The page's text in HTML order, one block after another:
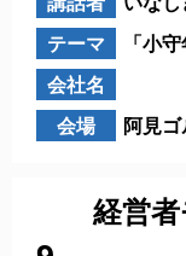
テーマ
「小
会社名
会場
阿見
経営